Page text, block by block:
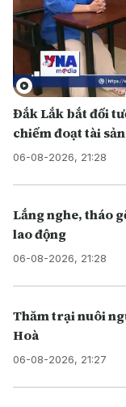
Đắk Lắk bắt đối
chiếm đoạt tài sản
06-08-2026, 21:28
Lắng nghe, tháo
lao động
06-08-2026, 21:28
Thăm trại nuôi
Hoà
06-08-2026, 21:27